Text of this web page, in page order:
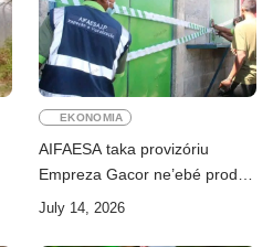
EKONOMIA
AIFAESA taka provizóriu
Empreza Gacor ne’ebé prodús
“pentolan”
July 14, 2026